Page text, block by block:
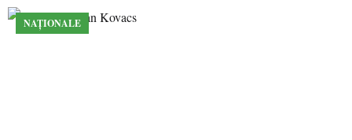
NAȚIONALE